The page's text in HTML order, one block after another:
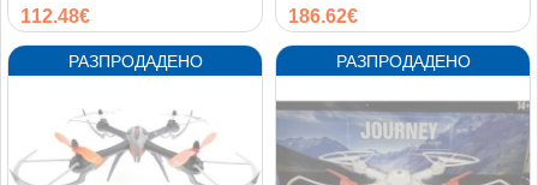
112.48€ 186.62€